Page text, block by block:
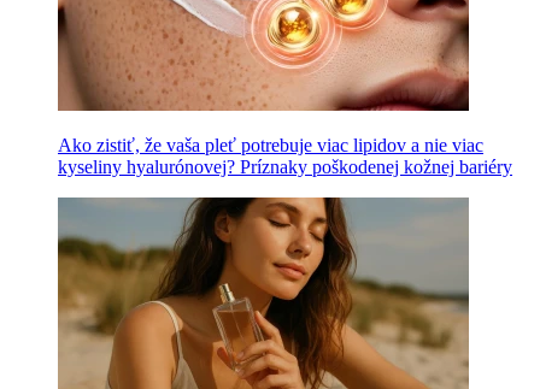
Ako zistiť, že vaša pleť potrebuje viac lipidov a nie viac
kyseliny hyalurónovej? Príznaky poškodenej kožnej bariéry